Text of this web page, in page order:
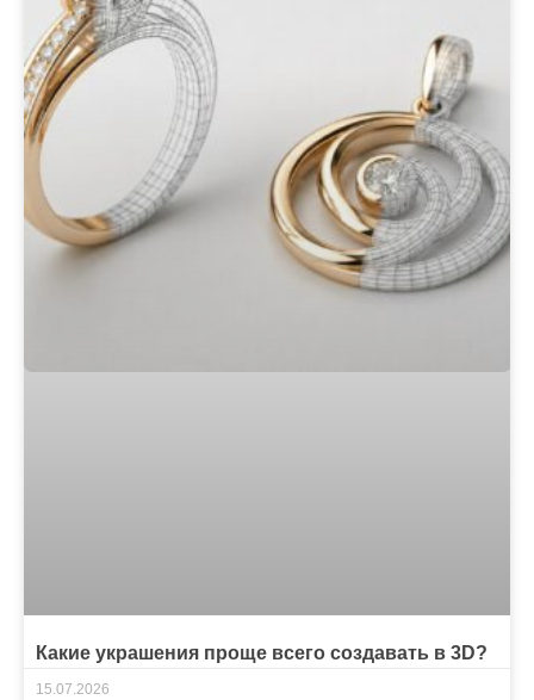
Какие украшения проще всего создавать в 3D?
15.07.2026